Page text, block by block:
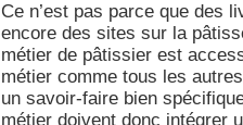
Ce n’est pas parce que des
encore des sites sur la
métier de pâtissier est
métier comme tous les
un savoir-faire bien
métier doivent donc intégrer